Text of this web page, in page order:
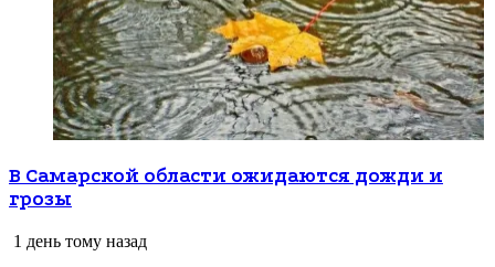
В Самарской области ожидаются дожди и
грозы
1 день тому назад